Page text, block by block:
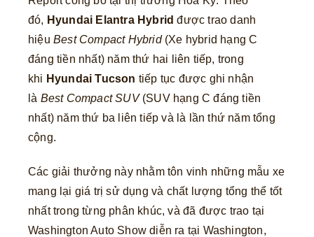
đó, Hyundai Elantra Hybrid được trao danh
hiệu Best Compact Hybrid(Xe hybrid hạng C
đáng tiền nhất) năm thứ hai liên tiếp, trong
khi Hyundai Tucson tiếp tục được ghi nhận
là Best Compact SUV(SUV hạng C đáng tiền
nhất) năm thứ ba liên tiếp và là lần thứ năm tổng
cộng.
Các giải thưởng này nhằm tôn vinh những mẫu xe
mang lại giá trị sử dụng và chất lượng tổng thể tốt
nhất trong từng phân khúc, và đã được trao tại
Washington Auto Show diễn ra tại Washington,